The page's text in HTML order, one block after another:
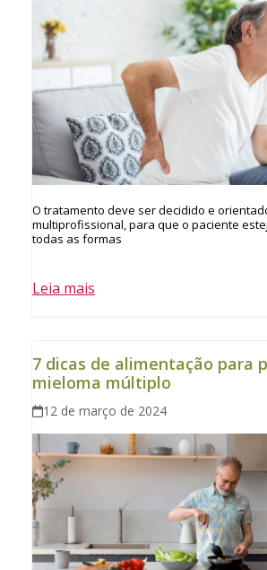
O tratamento deve ser decidido e
multiprofissional, para que o paciente
todas as formas
Leia mais
7 dicas de alimentação para
mieloma múltiplo
12 de março de 2024